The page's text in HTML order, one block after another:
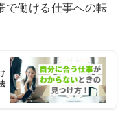
で働ける仕事への転